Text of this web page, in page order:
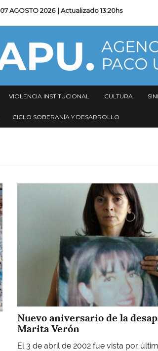
07 AGOSTO 2026 | Actualizado13:20hs
VIOLENCIA INSTITUCIONAL CULTURA
CICLO SOBERANÍA Y DESARROLLO
Nuevo aniversario de la
Marita Verón
El 3 de abril de 2002 fue vista por